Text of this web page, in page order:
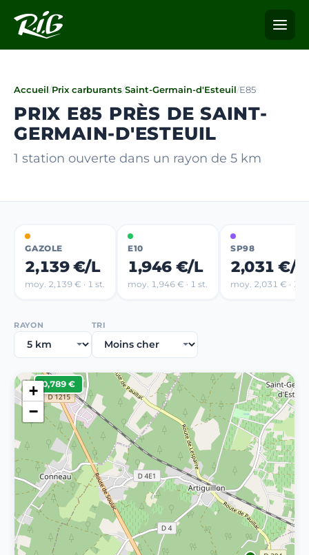
Accueil/Prix carburants/Saint-Germain-d'Esteuil/E85
PRIX E85 PRÈS DE SAINT-
GERMAIN-D'ESTEUIL
1 station ouverte dans un rayon de 5 km
GAZOLE
2,139 €/L
moy. 2,139 € · 1 st.
E10
1,946 €/L
moy. 1,946 € · 1 st.
SP98
2,031 €/L
moy. 2,031 € · 1
RAYON TRI
0,789 €
+
−